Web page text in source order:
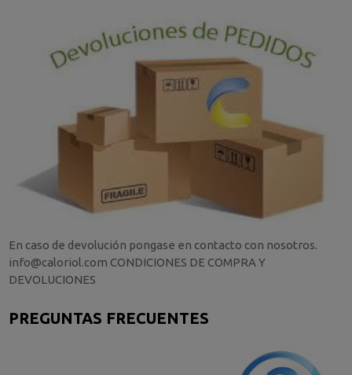
En caso de devolución pongase en contacto con nosotros.
info@caloriol.com CONDICIONES DE COMPRA Y
DEVOLUCIONES
PREGUNTAS FRECUENTES